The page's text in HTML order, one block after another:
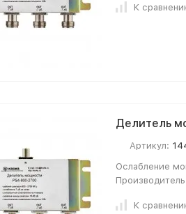
К
Делитель
Артикул:
Ослабление
К